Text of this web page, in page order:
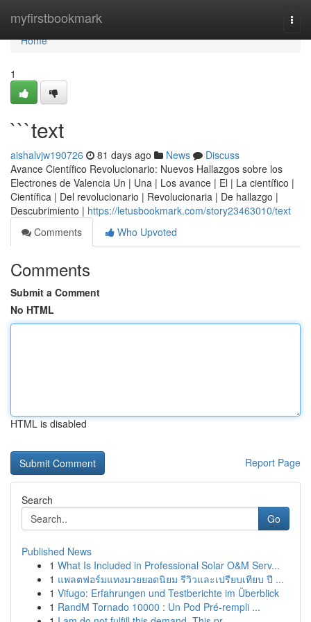
myfirstbookmark
Home
Home
1
```text
aishalvjw190726 81 days ago News
Discuss
Avance Científico Revolucionario: Nuevos Hallazgos sobre los
Electrones de Valencia Un | Una | Los avance | El | La científico |
Científica | Del revolucionario | Revolucionaria | De hallazgo |
Descubrimiento | https://letusbookmark.com/story23463010/text
Comments
Who Upvoted
Comments
Submit a Comment
No HTML
HTML is disabled
Report Page
Search
Go
Published News
1 What Is Included in Professional Solar O&M Serv...
1 แพลตฟอร์มแทงมวยยอดนิยม รีวิวและเปรียบเทียบ ปี ...
1 Vifugo: Erfahrungen und Testberichte im Überblick
1 RandM Tornado 10000 : Un Pod Pré-rempli ...